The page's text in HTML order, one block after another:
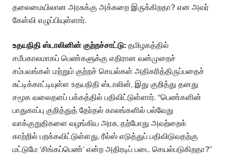
தலைமையிலான அரசுக்கு அக்கறை இருக்கிறதா? என அவர்
கேள்வி எழுப்பியுள்ளார்.
உதயநிதி ஸ்டாலினின் குற்றச்சாட்டு: தமிழகத்தில்
சமீபகாலமாகப் பெண்களுக்கு எதிரான வன்முறைச்
சம்பவங்கள் மற்றும் குற்றச் செயல்கள் அதிகரித்திருப்பதைச்
சுட்டிக்காட்டியுள்ள உதயநிதி ஸ்டாலின், இது குறித்து தனது
சமூக வலைதளப் பக்கத்தில் பதிவிட்டுள்ளார். “பெண்களின்
பாதுகாப்பு குறித்துத் தேர்தல் காலங்களில் பல்வேறு
வாக்குறுதிகளை வழங்கிய அரசு, தற்போது அவற்றைக்
காற்றில் பறக்கவிட்டுள்ளது. ரீல்ஸ் எடுத்துப் பதிவிடுவதற்கு
மட்டுமே ‘சிங்கப்பெண்’ என்ற அதிரடிப் படை செயல்படுகிறதா?”